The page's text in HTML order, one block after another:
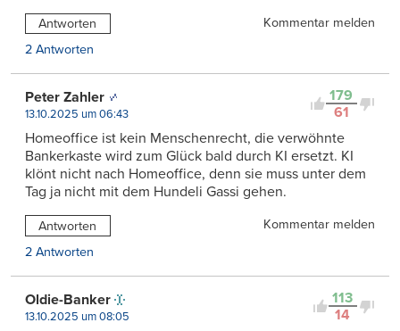
Antworten
Kommentar melden
2 Antworten
179
61
Peter Zahler
13.10.2025 um 06:43
Homeoffice ist kein Menschenrecht, die verwöhnte
Bankerkaste wird zum Glück bald durch KI ersetzt. KI
klönt nicht nach Homeoffice, denn sie muss unter dem
Tag ja nicht mit dem Hundeli Gassi gehen.
Antworten
Kommentar melden
2 Antworten
113
14
Oldie-Banker
13.10.2025 um 08:05